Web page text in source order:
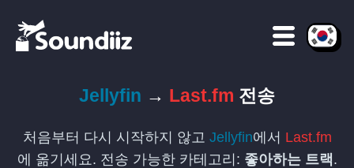
Jellyfin → Last.fm 전송
처음부터 다시 시작하지 않고 Jellyfin에서 Last.fm
에 옮기세요. 전송 가능한 카테고리: 좋아하는 트랙.